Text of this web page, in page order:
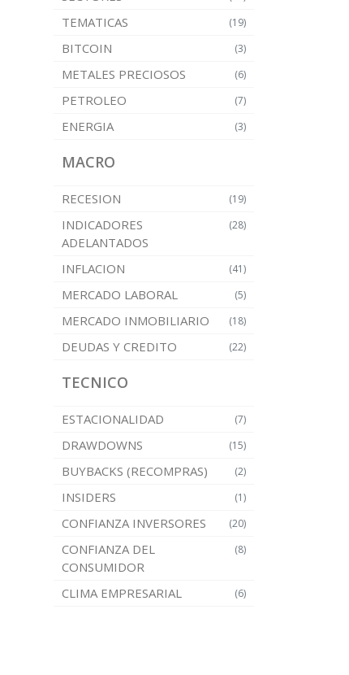
(19)
TEMATICAS
(3)
BITCOIN
(6)
METALES PRECIOSOS
(7)
PETROLEO
(3)
ENERGIA
MACRO
(19)
RECESION
(28)
INDICADORES
ADELANTADOS
(41)
INFLACION
(5)
MERCADO LABORAL
(18)
MERCADO INMOBILIARIO
(22)
DEUDAS Y CREDITO
TECNICO
(7)
ESTACIONALIDAD
(15)
DRAWDOWNS
(2)
BUYBACKS (RECOMPRAS)
(1)
INSIDERS
(20)
CONFIANZA INVERSORES
(8)
CONFIANZA DEL
CONSUMIDOR
(6)
CLIMA EMPRESARIAL